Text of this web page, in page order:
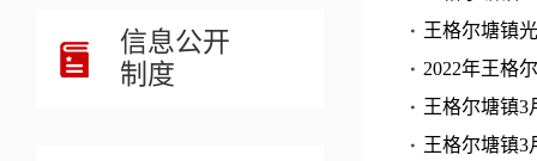
信息公开
制度
王格尔塘镇
2022年王格
王格尔塘镇3
王格尔塘镇3